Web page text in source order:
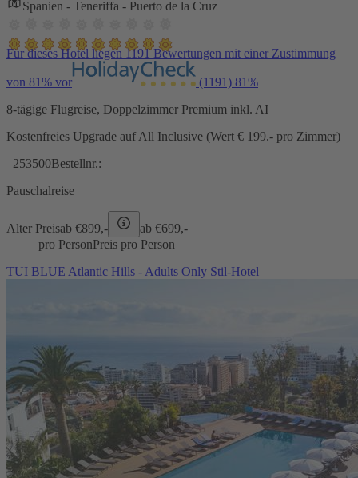
Spanien - Teneriffa - Puerto de la Cruz
Für dieses Hotel liegen 1191 Bewertungen mit einer Zustimmung
von 81% vor (1191) 81%
8-tägige Flugreise, Doppelzimmer Premium inkl. AI
Kostenfreies Upgrade auf All Inclusive (Wert € 199.- pro Zimmer)
253500Bestellnr.:
Pauschalreise
Alter Preisab €899,- ab €699,-
pro PersonPreis pro Person
TUI BLUE Atlantic Hills - Adults Only Stil-Hotel